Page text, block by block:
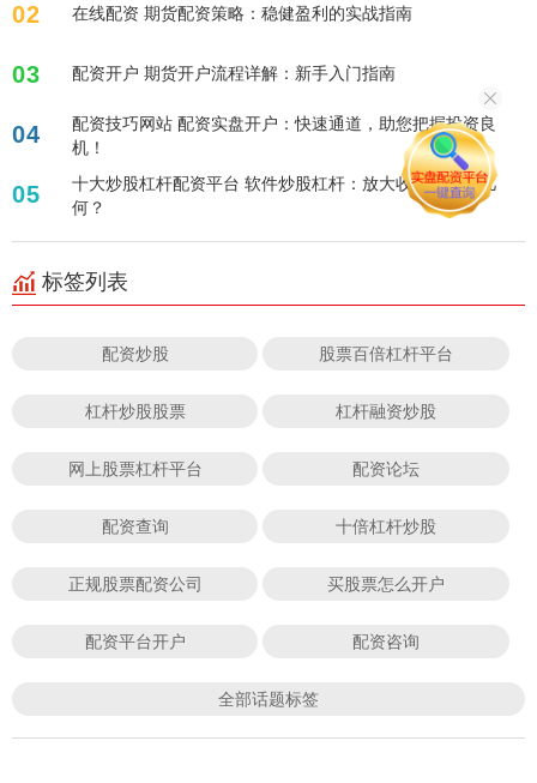
02 在线配资 期货配资策略：稳健盈利的实战指南
03 配资开户 期货开户流程详解：新手入门指南
04
配资技巧网站 配资实盘开户：快速通道，助您把握投资良
机！
05
十大炒股杠杆配资平台 软件炒股杠杆：放大收益，风险几
何？
标签列表
配资炒股 股票百倍杠杆平台
杠杆炒股股票 杠杆融资炒股
网上股票杠杆平台 配资论坛
配资查询 十倍杠杆炒股
正规股票配资公司 买股票怎么开户
配资平台开户 配资咨询
全部话题标签